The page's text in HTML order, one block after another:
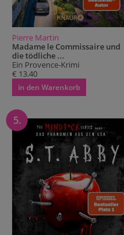
Pierre Martin
Madame le Commissaire und
die tödliche ...
Ein Provence-Krimi
€ 13.40
in den Warenkorb
5.